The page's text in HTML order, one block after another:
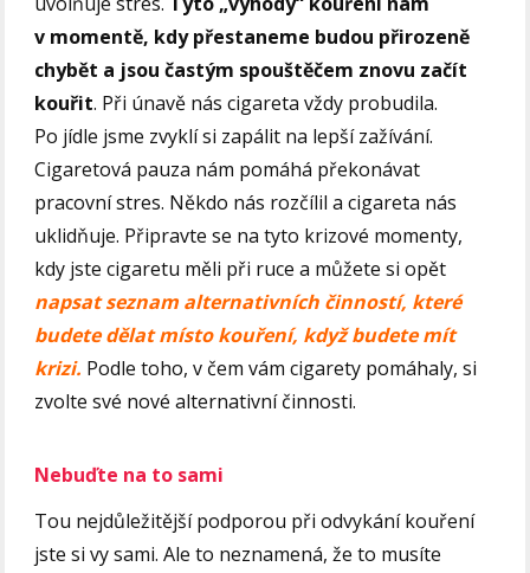
v momentě, kdy přestaneme budou přirozeně
chybět a jsou častým spouštěčem znovu začít
kouřit. Při únavě nás cigareta vždy probudila.
Po jídle jsme zvyklí si zapálit na lepší zažívání.
Cigaretová pauza nám pomáhá překonávat
pracovní stres. Někdo nás rozčílil a cigareta nás
uklidňuje. Připravte se na tyto krizové momenty,
kdy jste cigaretu měli při ruce a můžete si opět
napsat seznam alternativních činností, které
budete dělat místo kouření, když budete mít
krizi. Podle toho, v čem vám cigarety pomáhaly, si
zvolte své nové alternativní činnosti.
Nebuďte na to sami
Tou nejdůležitější podporou při odvykání kouření
jste si vy sami. Ale to neznamená, že to musíte